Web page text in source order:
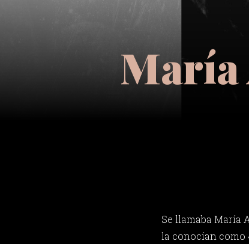
María
Se llamaba María
la conocían como